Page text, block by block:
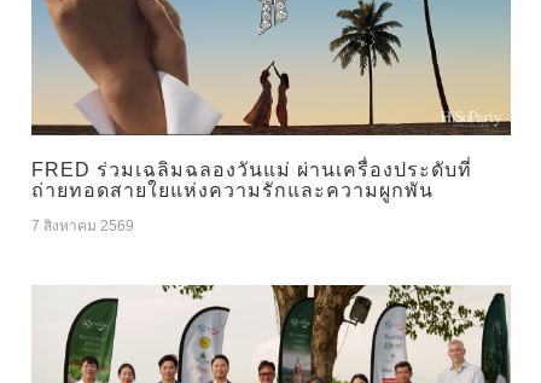
FRED ร่วมเฉลิมฉลองวันแม่ ผ่านเครื่องประดับที่
ถ่ายทอดสายใยแห่งความรักและความผูกพัน
7 สิงหาคม 2569